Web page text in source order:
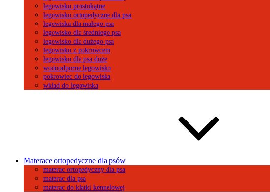
legowisko prostokątne
legowisko ortopedyczne dla psa
legowiska dla małego psa
legowisko dla średniego psa
legowisko dla dużego psa
legowisko z pokrowcem
legowisko dla psa duże
wodoodporne legowisko
pokrowiec do legowiska
wkład do legowiska
Materace ortopedyczne dla psów
materac ortopedyczny dla psa
materac dla psa
materac do klatki kennelowej